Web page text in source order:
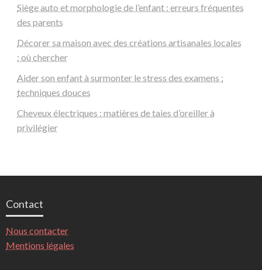
Siège auto et morphologie de l’enfant : erreurs fréquentes
des parents
Décorer sa maison avec des créations artisanales locales
: où chercher
Aider son enfant à surmonter le stress des examens :
techniques douces
Cheveux électriques : matières de taies d’oreiller à
privilégier
Contact
Nous contacter
Mentions légales